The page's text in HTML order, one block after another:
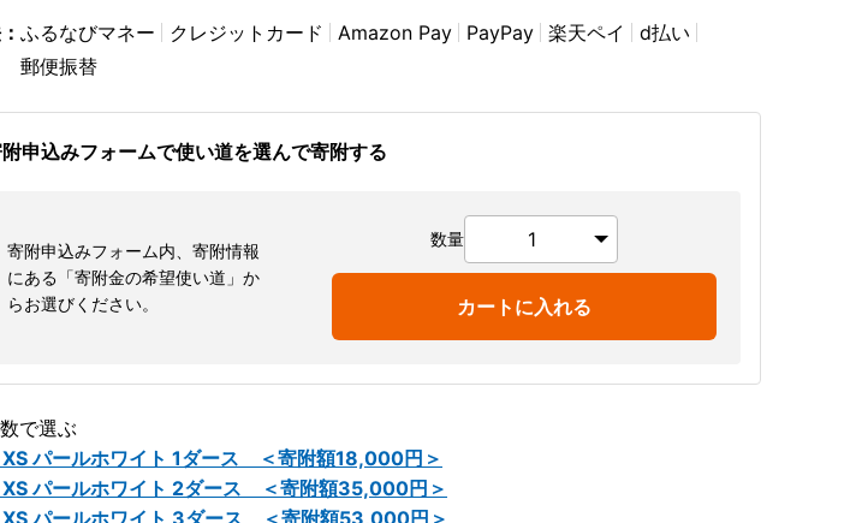
ふるなびマネー クレジットカード Amazon Pay PayPay 楽天ペイ
d払い
郵便振替
申込みフォームで使い道を選んで寄附する
寄附申込みフォーム内、寄附情報
にある「寄附金の希望使い道」か
らお選びください。
数量
カートに入れる
で選ぶ
パールホワイト 1ダース ＜寄附額18,000円＞
XS パールホワイト 2ダース ＜寄附額35,000円＞
XS パールホワイト 3ダース ＜寄附額53,000円＞